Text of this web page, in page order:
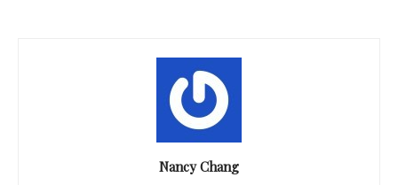
Nancy Chang